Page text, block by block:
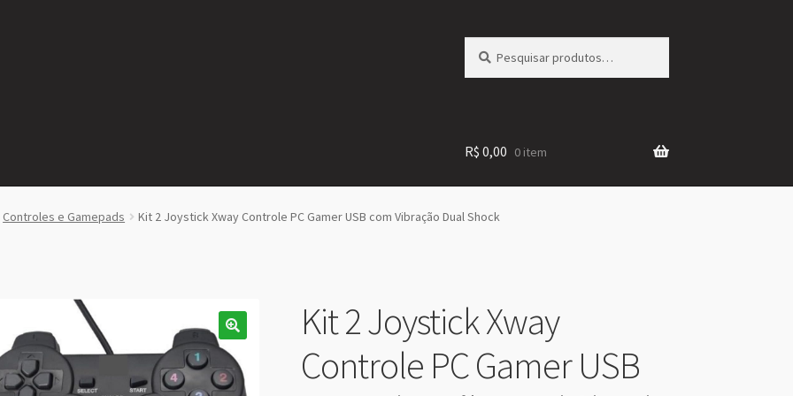
por:
R$ 0,00 0 item
Controles e Gamepads Kit 2 Joystick Xway Controle PC Gamer USB com Vibração Dual Shock
Kit 2 Joystick Xway
Controle PC Gamer USB